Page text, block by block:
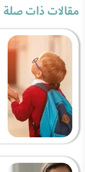
مقالات ذات صلة